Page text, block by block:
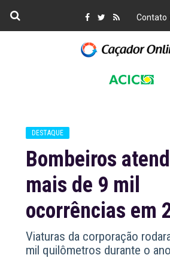
Contato
DESTAQUE
Bombeiros
mais de 9 mil
ocorrências em
Viaturas da corporação
mil quilômetros durante o ano